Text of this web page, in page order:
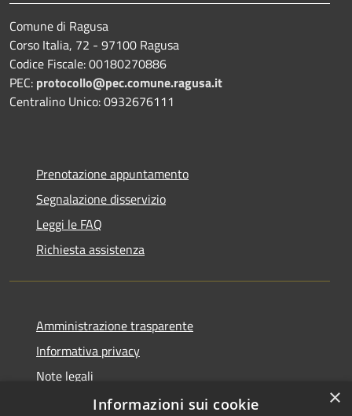
Comune di Ragusa
Corso Italia, 72 - 97100 Ragusa
Codice Fiscale: 00180270886
PEC: protocollo@pec.comune.ragusa.it
Centralino Unico: 0932676111
Prenotazione appuntamento
Segnalazione disservizio
Leggi le FAQ
Richiesta assistenza
Amministrazione trasparente
Informativa privacy
Note legali
Dichiarazione di accessibilità
×
Informazioni sui cookie